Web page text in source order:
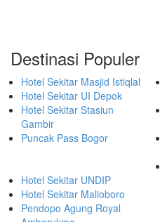
Destinasi Populer
Hotel Sekitar Masjid Istiqlal
Hotel Sekitar UI Depok
Hotel Sekitar Stasiun
Gambir
Puncak Pass Bogor
Hotel Sekitar UNDIP
Hotel Sekitar Malioboro
Pendopo Agung Royal